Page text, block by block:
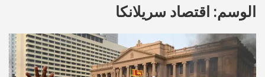
الوسم: اقتصاد سريلانكا